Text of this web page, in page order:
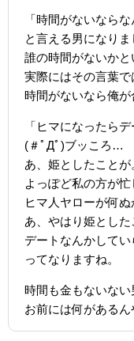
「時間がないならな
と言える男になりま
誰の時間がないか
実際にはその言葉で
時間がないなら俺が
「ヒマになったら
(＃ﾟДﾟ)ブッころ…
あ、姫としたことが
よっぽど私の方が忙
ヒマ人ヤローが何ぬ
あ、やはり姫とした
デートなんかしてい
ってなりますね。
時間も金もないない
お前には何があるん